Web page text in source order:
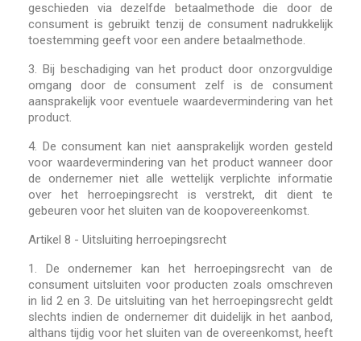
geschieden via dezelfde betaalmethode die door de
consument is gebruikt tenzij de consument nadrukkelijk
toestemming geeft voor een andere betaalmethode.
3. Bij beschadiging van het product door onzorgvuldige
omgang door de consument zelf is de consument
aansprakelijk voor eventuele waardevermindering van het
product.
4. De consument kan niet aansprakelijk worden gesteld
voor waardevermindering van het product wanneer door
de ondernemer niet alle wettelijk verplichte informatie
over het herroepingsrecht is verstrekt, dit dient te
gebeuren voor het sluiten van de koopovereenkomst.
Artikel 8 - Uitsluiting herroepingsrecht
1.
De ondernemer kan het herroepingsrecht van de
consument uitsluiten voor producten zoals omschreven
in lid 2 en 3. De uitsluiting van het herroepingsrecht geldt
slechts indien de ondernemer dit duidelijk in het aanbod,
althans tijdig voor het sluiten van de overeenkomst, heeft